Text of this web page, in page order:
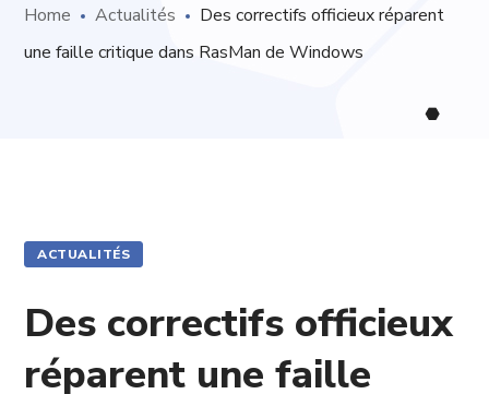
Home Actualités
Des correctifs officieux réparent
une faille critique dans RasMan de Windows
ACTUALITÉS
Des correctifs officieux
réparent une faille